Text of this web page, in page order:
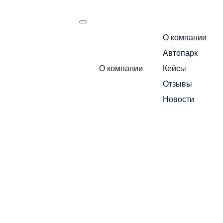
О компании
О компании
Автопарк
Кейсы
Отзывы
Новости
есть
Маршрут следования:
Москва — Санкт-Петербург
Позвоните по бесплатному номеру